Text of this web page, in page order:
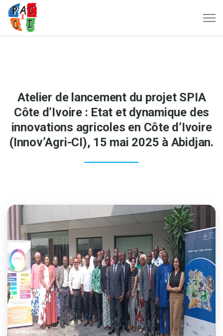
Atelier de lancement du projet SPIA
Côte d’Ivoire : Etat et dynamique des
innovations agricoles en Côte d’Ivoire
(Innov’Agri-CI), 15 mai 2025 à Abidjan.